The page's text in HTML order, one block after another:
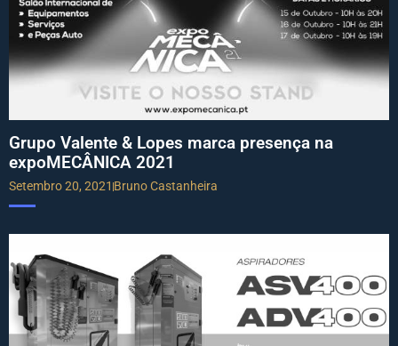
Grupo Valente & Lopes marca presença na
expoMECÂNICA 2021
Setembro 20, 2021 Bruno Castanheira